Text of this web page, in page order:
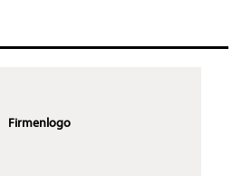
Firmenlogo